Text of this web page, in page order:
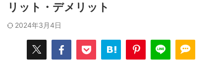
リット・デメリット
2024年3月4日